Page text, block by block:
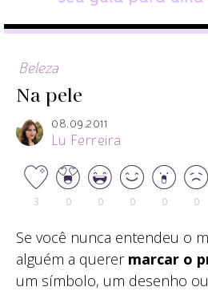
Beleza
Na pele
08.09.2011
Lu Ferreira
3 0 0 0 0 0
Se você nunca entendeu o
alguém a querer marcar o
um símbolo, um desenho